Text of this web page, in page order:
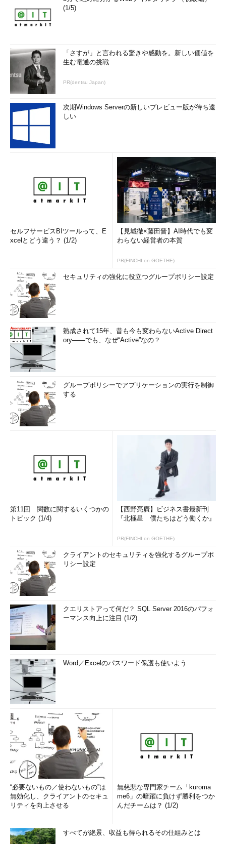
(1/5)
「さすが」と言われる驚きや感動を。新しい価値を
生む電通の挑戦
PR(dentsu Japan)
次期Windows Serverの新しいプレビュー版が待ち遠
しい
セルフサービスBIツールって、E
xcelとどう違う？ (1/2)
【見城徹×藤田晋】AI時代でも変
わらない経営者の本質
PR(FINCHI on GOETHE)
セキュリティの強化に役立つグループポリシー設定
熟成されて15年、昔も今も変わらないActive Direct
ory――でも、なぜ“Active”なの？
グループポリシーでアプリケーションの実行を制御
する
第11回 関数に関するいくつかの
トピック (1/4)
【西野亮廣】ビジネス書最新刊
『北極星 僕たちはどう働くか』
PR(FINCHI on GOETHE)
クライアントのセキュリティを強化するグループポ
リシー設定
クエリストアって何だ？ SQL Server 2016のパフォ
ーマンス向上に注目 (1/2)
Word／Excelのパスワード保護も使いよう
“必要ないもの／使わないもの”は
無効化し、クライアントのセキュ
リティを向上させる
無慈悲な専門家チーム「kuroma
me6」の暗躍に負けず勝利をつか
んだチームは？ (1/2)
すべてが絶景、収益も得られるその仕組みとは